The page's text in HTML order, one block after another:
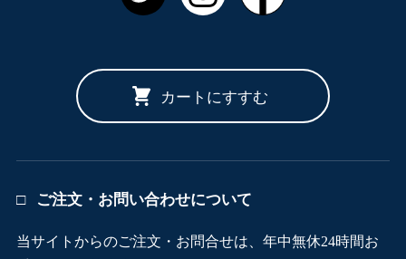
カートにすすむ
ご注文・お問い合わせについて
当サイトからのご注文・お問合せは、年中無休24時間お